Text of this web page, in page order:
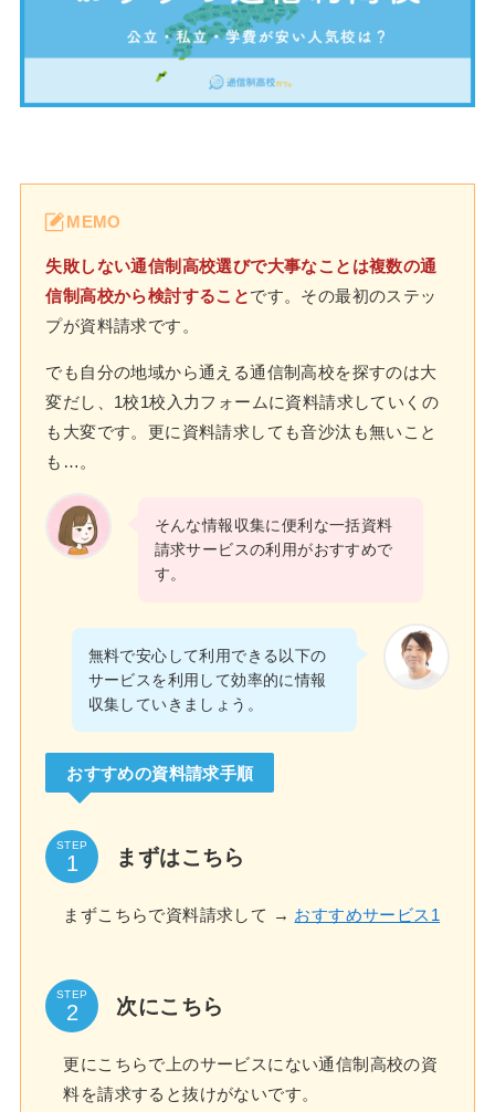
MEMO
失敗しない通信制高校選びで大事なことは複数の通
信制高校から検討することです。その最初のステッ
プが資料請求です。
でも自分の地域から通える通信制高校を探すのは大
変だし、1校1校入力フォームに資料請求していくの
も大変です。更に資料請求しても音沙汰も無いこと
も…。
そんな情報収集に便利な一括資料
請求サービスの利用がおすすめで
す。
無料で安心して利用できる以下の
サービスを利用して効率的に情報
収集していきましょう。
おすすめの資料請求手順
STEP
まずはこちら
まずこちらで資料請求して → おすすめサービス1
STEP
次にこちら
更にこちらで上のサービスにない通信制高校の資
料を請求すると抜けがないです。